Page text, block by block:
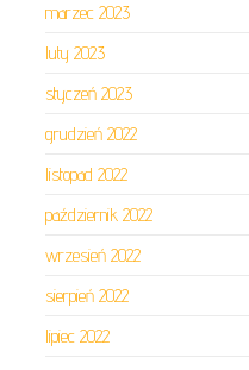
marzec 2023
luty 2023
styczeń 2023
grudzień 2022
listopad 2022
październik 2022
wrzesień 2022
sierpień 2022
lipiec 2022